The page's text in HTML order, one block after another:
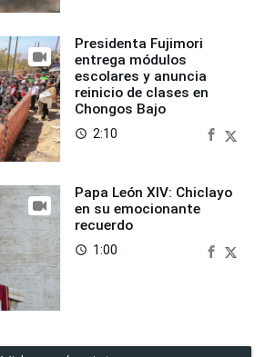
Presidenta Fujimori
entrega módulos
escolares y anuncia
reinicio de clases en
Chongos Bajo
access_time 2:10
Papa León XIV: Chiclayo
en su emocionante
recuerdo
access_time 1:00